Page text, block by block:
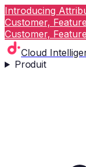
Introducing
Customer,
Customer,
Cloud
Produit